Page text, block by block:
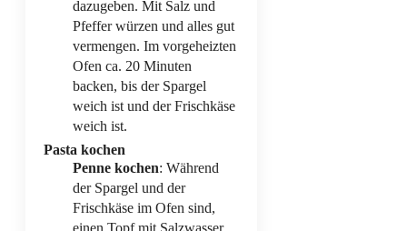
dazugeben. Mit Salz und
Pfeffer würzen und alles gut
vermengen. Im vorgeheizten
Ofen ca. 20 Minuten
backen, bis der Spargel
weich ist und der Frischkäse
weich ist.
Pasta kochen
Penne kochen: Während
der Spargel und der
Frischkäse im Ofen sind,